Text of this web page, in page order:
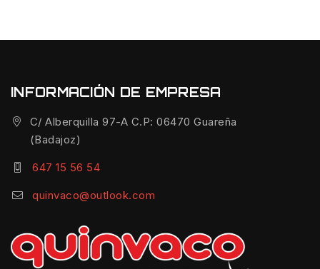
INFORMACIÓN DE EMPRESA
C/ Alberquilla 97-A C.P: 06470 Guareña
(Badajoz)
647 15 56 54
quinvaco@outlook.com